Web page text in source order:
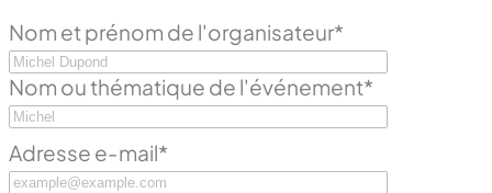
Nom et prénom de l'organisateur*
Nom ou thématique de l'événement*
Adresse e-mail*